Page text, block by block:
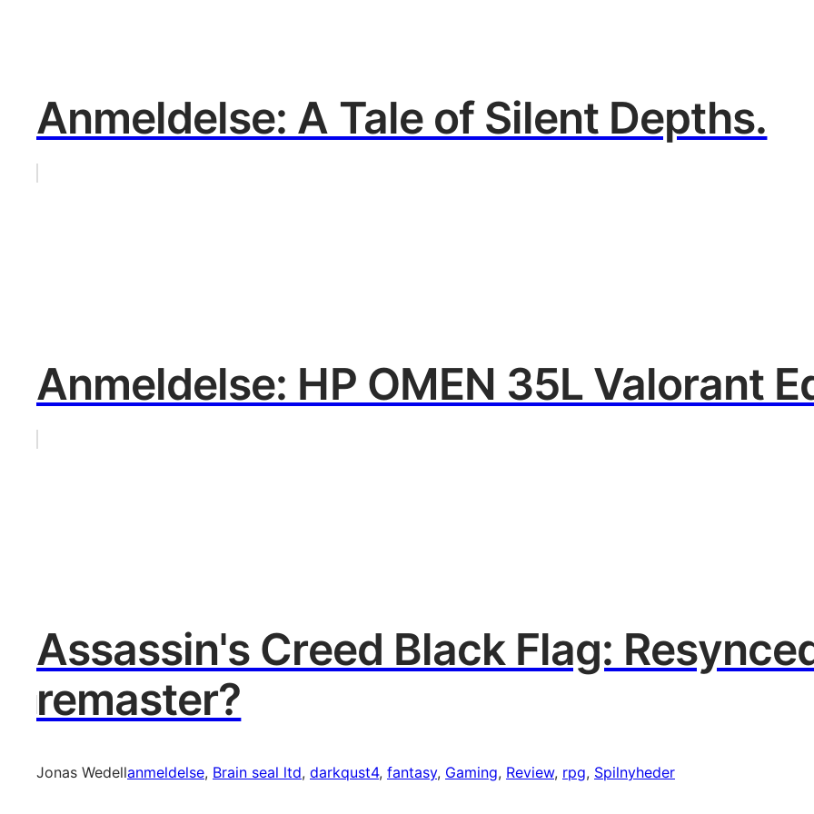
Anmeldelse: A Tale of Silent Depths.
Anmeldelse: HP OMEN 35L Valorant
Assassin's Creed Black Flag:
remaster?
Jonas Wedellanmeldelse, Brain seal ltd, darkqust4, fantasy, Gaming, Review, rpg, Spilnyheder